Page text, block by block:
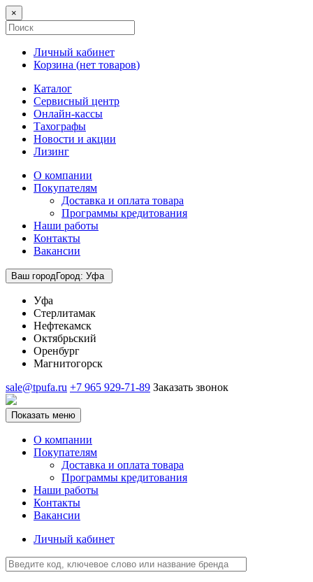
×
Личный кабинет
Корзина (нет товаров)
Каталог
Сервисный центр
Онлайн-кассы
Тахографы
Новости и акции
Лизинг
О компании
Покупателям
Доставка и оплата товара
Программы кредитования
Наши работы
Контакты
Вакансии
Ваш городГород: Уфа
Уфа
Стерлитамак
Нефтекамск
Октябрьский
Оренбург
Магнитогорск
sale@tpufa.ru +7 965 929-71-89 Заказать звонок
Показать меню
О компании
Покупателям
Доставка и оплата товара
Программы кредитования
Наши работы
Контакты
Вакансии
Личный кабинет